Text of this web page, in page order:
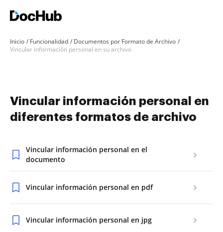
Inicio Funcionalidad
Documentos por Formato de Archivo
Vincular información personal en su archivo
Vincular información personal en
diferentes formatos de archivo
Vincular información personal en el
documento
Vincular información personal en pdf
Vincular información personal en jpg